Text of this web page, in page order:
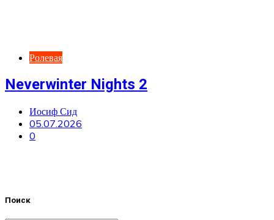
Ролевая
Neverwinter Nights 2
Иосиф Сид
05.07.2026
0
Поиск